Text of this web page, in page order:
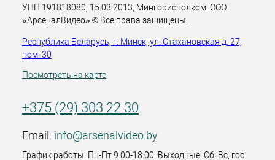
УНП 191818080, 15.03.2013, Мингорисполком. ООО
«АрсеналВидео» © Все права защищены.
Республика Беларусь, г. Минск, ул. Стахановская д. 27,
пом. 30
Посмотреть на карте
+375 (29) 303 22 30
Email: info@arsenalvideo.by
График работы: Пн-Пт 9.00-18.00. Выходные: Сб, Вс, гос.